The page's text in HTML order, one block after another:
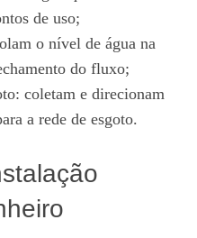
de uso;
o nível de água na
do fluxo;
coletam e direcionam
a rede de esgoto.